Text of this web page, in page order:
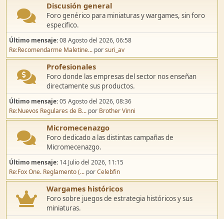
Discusión general
Foro genérico para miniaturas y wargames, sin foro
especifico.
Último mensaje:08 Agosto del 2026, 06:58
Re:Recomendarme Maletine... porsuri_av
Profesionales
Foro donde las empresas del sector nos enseñan
directamente sus productos.
Último mensaje:05 Agosto del 2026, 08:36
Re:Nuevos Regulares de B... por Brother Vinni
Micromecenazgo
Foro dedicado a las distintas campañas de
Micromecenazgo.
Último mensaje: 14 Julio del 2026, 11:15
Re:Fox One. Reglamento (... porCelebfin
Wargames históricos
Foro sobre juegos de estrategia históricos y sus
miniaturas.